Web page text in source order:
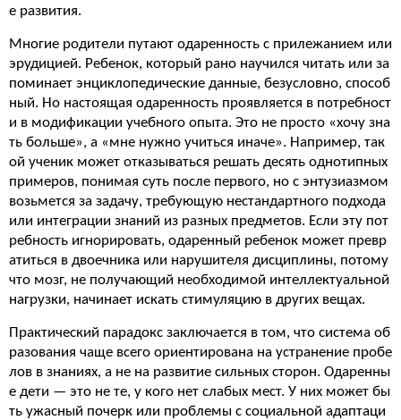
е развития.
Многие родители путают одаренность с прилежанием или
эрудицией. Ребенок, который рано научился читать или за
поминает энциклопедические данные, безусловно, способ
ный. Но настоящая одаренность проявляется в потребност
и в модификации учебного опыта. Это не просто «хочу зна
ть больше», а «мне нужно учиться иначе». Например, так
ой ученик может отказываться решать десять однотипных
примеров, понимая суть после первого, но с энтузиазмом
возьмется за задачу, требующую нестандартного подхода
или интеграции знаний из разных предметов. Если эту пот
ребность игнорировать, одаренный ребенок может превр
атиться в двоечника или нарушителя дисциплины, потому
что мозг, не получающий необходимой интеллектуальной
нагрузки, начинает искать стимуляцию в других вещах.
Практический парадокс заключается в том, что система об
разования чаще всего ориентирована на устранение пробе
лов в знаниях, а не на развитие сильных сторон. Одаренны
е дети — это не те, у кого нет слабых мест. У них может бы
ть ужасный почерк или проблемы с социальной адаптаци